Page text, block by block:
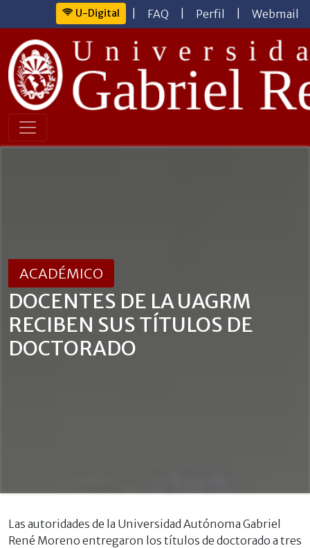
U-Digital FAQ Perfil Webmail
ACADÉMICO
DOCENTES DE LA UAGRM
RECIBEN SUS TÍTULOS DE
DOCTORADO
Las autoridades de la Universidad Autónoma Gabriel
René Moreno entregaron los títulos de doctorado a tres